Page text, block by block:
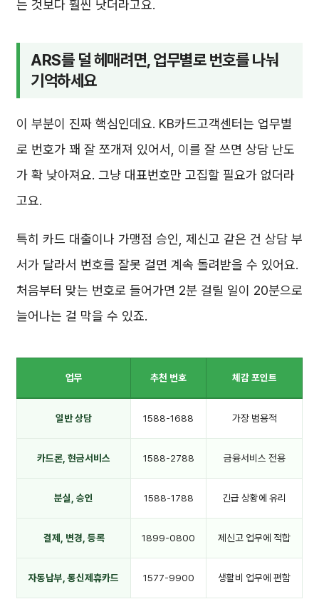
는 것보다 훨씬 낫더라고요.
ARS를 덜 헤매려면, 업무별로 번호를 나눠
기억하세요
이 부분이 진짜 핵심인데요. KB카드고객센터는 업무별
로 번호가 꽤 잘 쪼개져 있어서, 이를 잘 쓰면 상담 난도
가 확 낮아져요. 그냥 대표번호만 고집할 필요가 없더라
고요.
특히 카드 대출이나 가맹점 승인, 제신고 같은 건 상담 부
서가 달라서 번호를 잘못 걸면 계속 돌려받을 수 있어요.
처음부터 맞는 번호로 들어가면 2분 걸릴 일이 20분으로
늘어나는 걸 막을 수 있죠.
업무 추천 번호 체감 포인트
일반 상담 1588-1688 가장 범용적
카드론, 현금서비스 1588-2788 금융서비스 전용
분실, 승인 1588-1788 긴급 상황에 유리
결제, 변경, 등록 1899-0800 제신고 업무에 적합
자동납부, 통신제휴카드 1577-9900 생활비 업무에 편함